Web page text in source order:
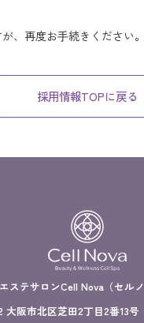
、再度お⼿続きください。
採用情報TOPに戻る
エステサロンCell Nova（セルノ
大阪市北区芝田2丁目2番13号